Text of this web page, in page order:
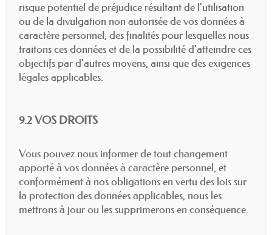
risque potentiel de préjudice résultant de l'utilisation
ou de la divulgation non autorisée de vos données à
caractère personnel, des finalités pour lesquelles nous
traitons ces données et de la possibilité d'atteindre ces
objectifs par d'autres moyens, ainsi que des exigences
légales applicables.
9.2 VOS DROITS
Vous pouvez nous informer de tout changement
apporté à vos données à caractère personnel, et
conformément à nos obligations en vertu des lois sur
la protection des données applicables, nous les
mettrons à jour ou les supprimerons en conséquence.